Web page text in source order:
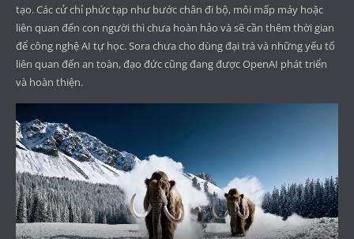
tạo. Các cử chỉ phức tạp như bước chân đi bộ, môi mấp máy hoặc
liên quan đến con người thì chưa hoàn hảo và sẽ cần thêm thời gian
để công nghệ AI tự học. Sora chưa cho dùng đại trà và những yếu tố
liên quan đến an toàn, đạo đức cũng đang được OpenAI phát triển
và hoàn thiện.